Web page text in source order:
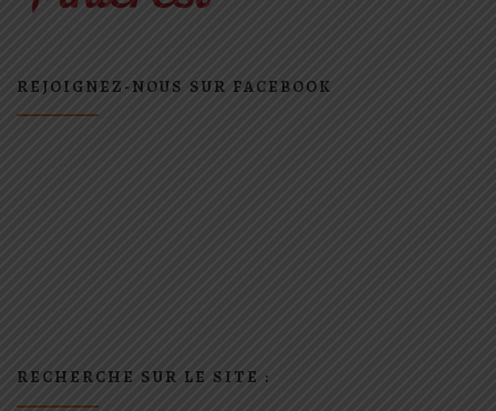
REJOIGNEZ-NOUS SUR FACEBOOK
RECHERCHE SUR LE SITE :